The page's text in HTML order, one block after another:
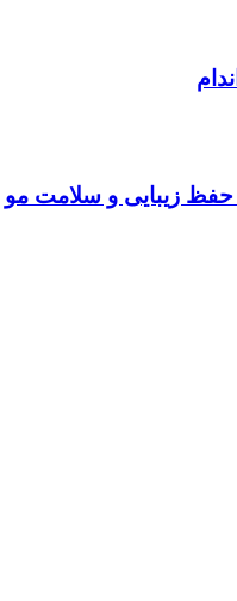
حفظ زیبایی و سلامت مو